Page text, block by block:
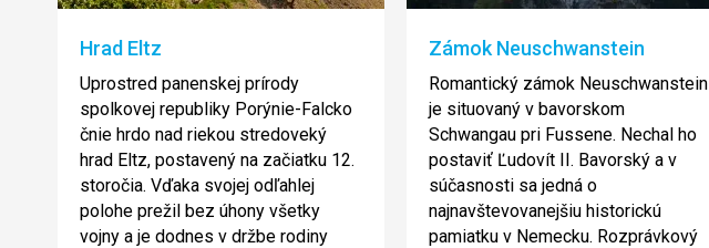
Hrad Eltz
Uprostred panenskej prírody
spolkovej republiky Porýnie-Falcko
čnie hrdo nad riekou stredoveký
hrad Eltz, postavený na začiatku 12.
storočia. Vďaka svojej odľahlej
polohe prežil bez úhony všetky
vojny a je dodnes v držbe rodiny
Zámok Neuschwanstein
Romantický zámok Neuschwanstein
je situovaný v bavorskom
Schwangau pri Fussene. Nechal ho
postaviť Ľudovít II. Bavorský a v
súčasnosti sa jedná o
najnavštevovanejšiu historickú
pamiatku v Nemecku. Rozprávkový